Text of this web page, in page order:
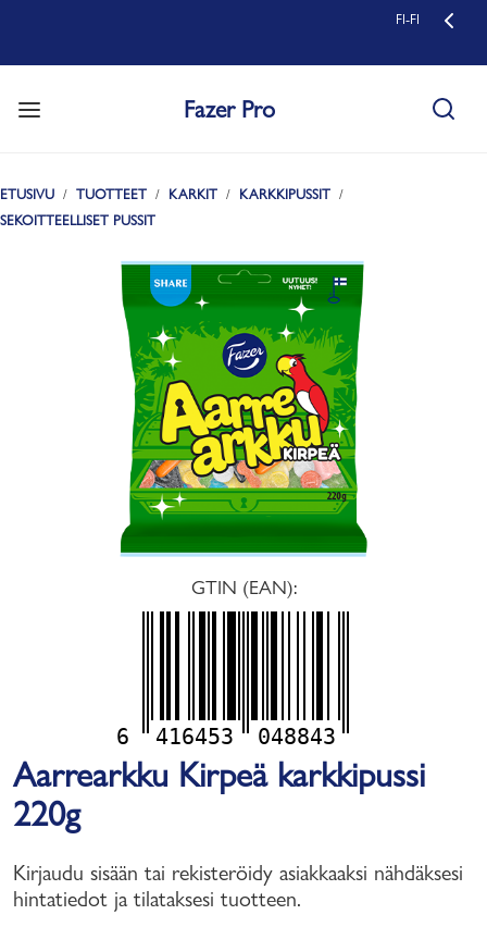
FI-FI
Fazer Pro
ETUSIVU TUOTTEET KARKIT
KARKKIPUSSIT
SEKOITTEELLISET PUSSIT
GTIN (EAN):
6 416453 048843
Aarrearkku Kirpeä karkkipussi
220g
Kirjaudu sisään tai rekisteröidy asiakkaaksi nähdäksesi
hintatiedot ja tilataksesi tuotteen.